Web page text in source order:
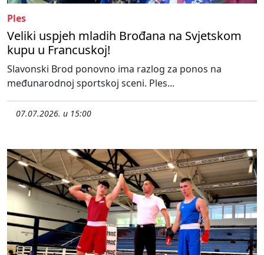
Ples
Veliki uspjeh mladih Brođana na Svjetskom
kupu u Francuskoj!
Slavonski Brod ponovno ima razlog za ponos na
međunarodnoj sportskoj sceni. Ples...
07.07.2026. u 15:00